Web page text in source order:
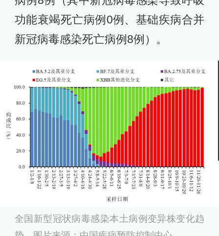
功能衰竭死亡病例0例、基础疾病合并
新冠病毒感染死亡病例8例）。
全国新型冠状病毒感染本土病例变异株变化趋